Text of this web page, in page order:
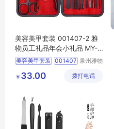
美容美甲套装 001407-2 雅
物员工礼品年会小礼品 MY-Y
HGM-L5-01
美容美甲套装 001407
年会小礼品
泉州雅物
公司
￥ 33.00 拨打电话